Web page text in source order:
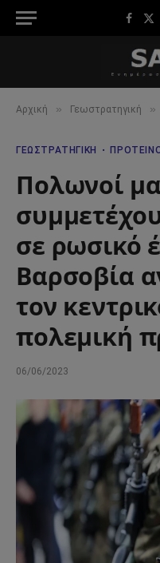
X
Αρχική » Γεωστρατηγική »
ΓΕΩΣΤΡΑΤΗΓΙΚΉ
Πολωνοί
σε ρωσικό
Βαρσοβία
τον
πολεμική
06/06/2023